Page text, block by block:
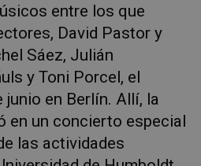
entre los que
David Pastor y
Sáez, Julián
y Toni Porcel, el
junio en Berlín. Allí, la
en un concierto especial
las actividades